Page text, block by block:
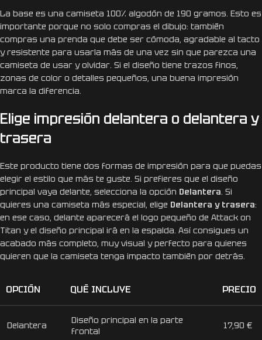
La base es una camiseta 100% algodón de 190 gramos. Esto es
importante porque no solo compras el dibujo: también
compras una prenda que debe ser cómoda, agradable al tacto
y resistente para usarla más de una vez sin que parezca una
camiseta de usar y olvidar. Si el diseño tiene trazos finos,
zonas de color o detalles pequeños, una buena impresión
marca la diferencia.
Elige impresión delantera o delantera y
trasera
Este producto tiene dos formas de impresión para que puedas
elegir el estilo que más te guste. Si prefieres que el diseño
principal vaya delante, selecciona la opción Delantera. Si
quieres una camiseta más especial, elige Delantera y trasera:
en ese caso, delante aparecerá el logo pequeño de Attack on
Titan y el diseño principal irá en la espalda. Así consigues un
acabado más completo, muy visual y perfecto para quienes
quieren que la camiseta tenga impacto también por detrás.
OPCIÓN QUÉ INCLUYE PRECIO
Delantera
Diseño principal en la parte
frontal
17,90 €